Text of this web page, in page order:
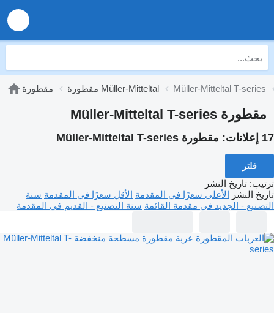
مقطورة مقطورة Müller-Mitteltal Müller-Mitteltal T-series
مقطورة Müller-Mitteltal T-series
17 إعلانات: مقطورة Müller-Mitteltal T-series
فلتر
ترتيب: تاريخ النشر
تاريخ النشر الأعلى سعرًا في المقدمة الأقل سعرًا في المقدمة سنة
التصنيع - الجديد في مقدمة القائمة سنة التصنيع - القديم في المقدمة